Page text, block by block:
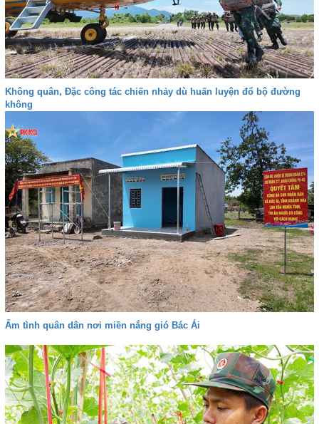
Không quân, Đặc công tác chiến nhảy dù huấn luyện đổ bộ đường
không
Ấm tình quân dân nơi miền nắng gió Bác Ái